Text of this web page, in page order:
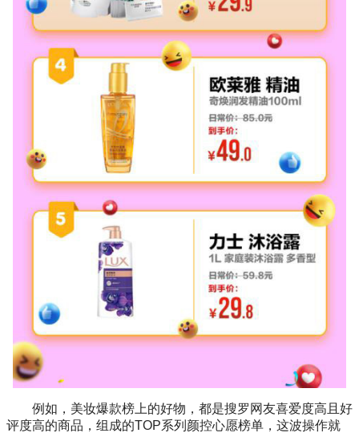
例如，美妆爆款榜上的好物，都是搜罗网友喜爱度高且好
评度高的商品，组成的TOP系列颜控心愿榜单，这波操作就